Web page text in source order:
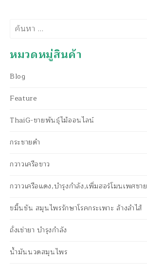
ค้นหา
หมวดหมู่สินค้า
Blog
Feature
ThaiG-ขายพันธุ์ไม้ออนไลน์
กระชายดำ
กวาวเครือขาว
กวาวเครือแดง,บำรุงกำลัง,เพิ่มฮอร์โมนเพศชาย
ขมิ้นชัน สมุนไพรรักษาโรคกระเพาะ ล้างลำไส้
ถั่งเช่ายา บำรุงกำลัง
น้ำมันนวดสมุนไพร